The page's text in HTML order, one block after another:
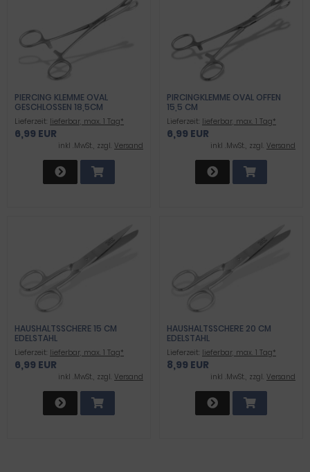
PIERCING KLEMME OVAL
GESCHLOSSEN 18,5CM
Lieferzeit: lieferbar, max. 1 Tag*
6,99 EUR
inkl .MwSt., zzgl. Versand
PIRCINGKLEMME OVAL OFFEN
15,5 CM
Lieferzeit: lieferbar, max. 1 Tag*
6,99 EUR
inkl .MwSt., zzgl. Versand
HAUSHALTSSCHERE 15 CM
EDELSTAHL
Lieferzeit: lieferbar, max. 1 Tag*
6,99 EUR
inkl .MwSt., zzgl. Versand
HAUSHALTSSCHERE 20 CM
EDELSTAHL
Lieferzeit: lieferbar, max. 1 Tag*
8,99 EUR
inkl .MwSt., zzgl. Versand